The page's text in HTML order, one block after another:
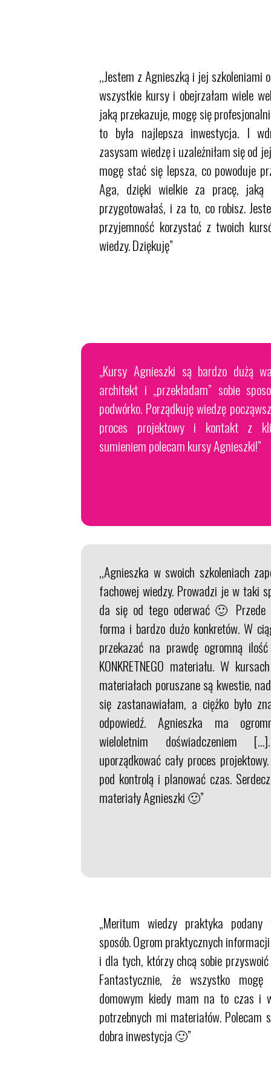
,,Jestem z Agnieszką i jej szkoleniami
wszystkie kursy i obejrzałam wiele
jaką przekazuje, mogę się
to była najlepsza inwestycja. I
zasysam wiedzę i uzależniłam się od
mogę stać się lepsza, co powoduje
Aga, dzięki wielkie za pracę,
przygotowałaś, i za to, co robisz.
przyjemność korzystać z twoich
wiedzy. Dziękuję”
„Kursy Agnieszki są bardzo dużą
architekt i „przekładam” sobie
podwórko. Porządkuję wiedzę
proces projektowy i kontakt z
sumieniem polecam kursy Agnieszki!”
,,Agnieszka w swoich szkoleniach
fachowej wiedzy. Prowadzi je w taki
da się od tego oderwać 🙂 Przede
forma i bardzo dużo konkretów. W
przekazać na prawdę ogromną
KONKRETNEGO materiału. W
materiałach poruszane są kwestie,
się zastanawiałam, a ciężko było
odpowiedź. Agnieszka ma
wieloletnim doświadczeniem
uporządkować cały proces
pod kontrolą i planować czas.
materiały Agnieszki 🙂”
„Meritum wiedzy praktyka
sposób. Ogrom praktycznych
i dla tych, którzy chcą sobie
Fantastycznie, że wszystko
domowym kiedy mam na to czas i
potrzebnych mi materiałów. Polecam
dobra inwestycja 🙂”